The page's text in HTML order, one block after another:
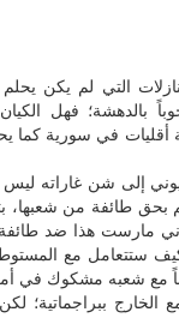
التي لم يكن يحلم
بالدهشة؛ فهل
أقليات في سورية كما
إلى شن غاراته
طائفة من شعبها،
مارست هذا ضد
ستتعامل مع
مع شعبه مشكوك في
ببراجماتية؛